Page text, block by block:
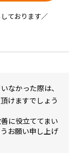
ております／
なかった際は、
けますでしょう
に役立ててまい
お願い申し上げ